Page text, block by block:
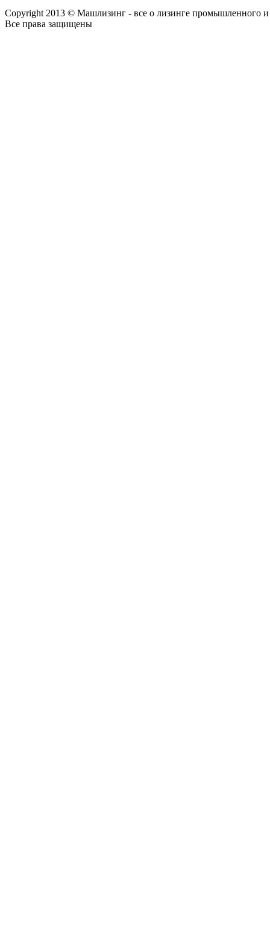
Copyright 2013 © Машлизинг - все о лизинге промышленного и
Все права защищены